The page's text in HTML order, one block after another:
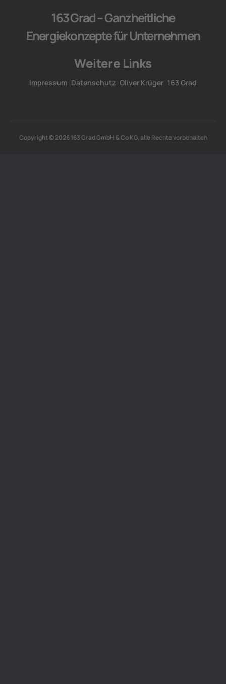
163 Grad – Ganzheitliche
Energiekonzepte für Unternehmen
Weitere Links
Impressum Datenschutz Oliver Krüger 163 Grad
Copyright © 2026 163 Grad GmbH & Co KG, alle Rechte vorbehalten